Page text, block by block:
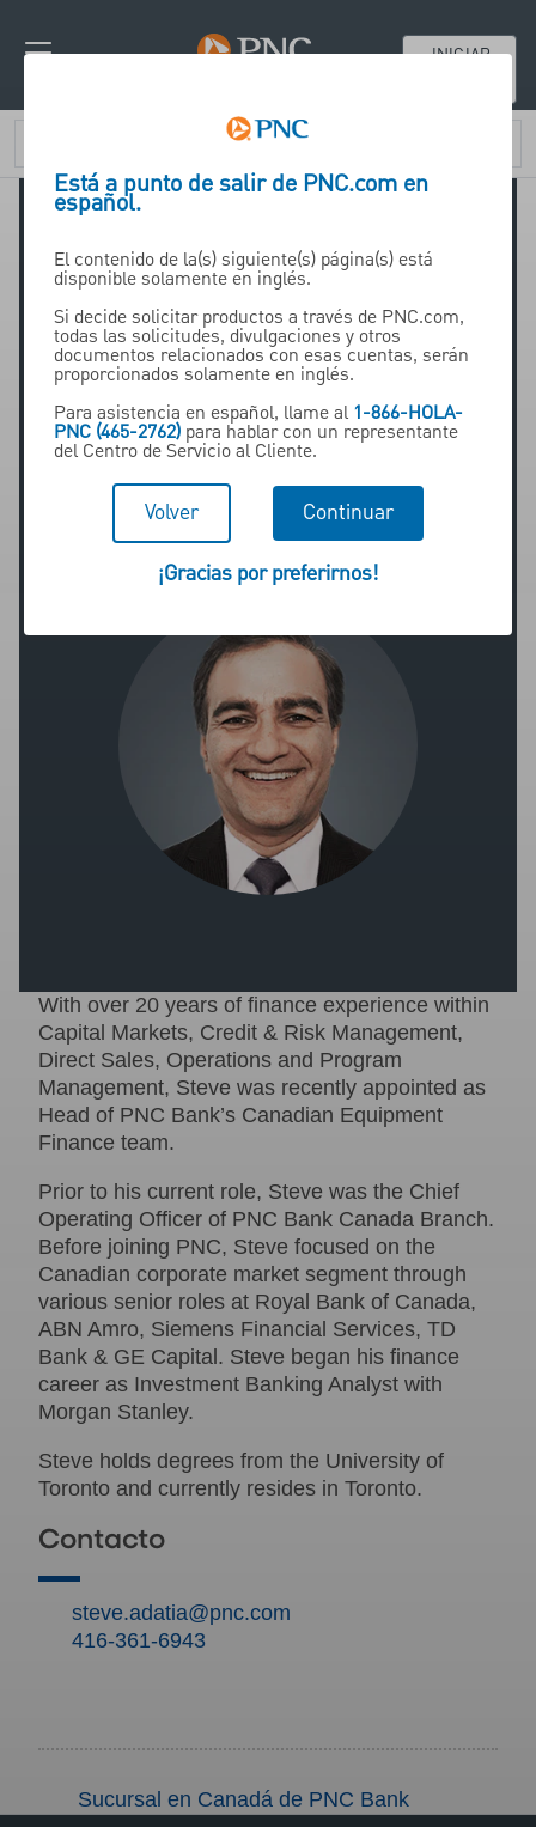
INICIAR
Steve Adatia
SVP Equipment Finance,
With over 20 years of finance experience within
Capital Markets, Credit & Risk Management,
Direct Sales, Operations and Program
Management, Steve was recently appointed as
Head of PNC Bank’s Canadian Equipment
Finance team.
Prior to his current role, Steve was the Chief
Operating Officer of PNC Bank Canada Branch.
Before joining PNC, Steve focused on the
Canadian corporate market segment through
various senior roles at Royal Bank of Canada,
ABN Amro, Siemens Financial Services, TD
Bank & GE Capital. Steve began his finance
career as Investment Banking Analyst with
Morgan Stanley.
Steve holds degrees from the University of
Toronto and currently resides in Toronto.
Contacto
steve.adatia@pnc.com
416-361-6943
Sucursal en Canadá de PNC Bank
Está a punto de salir de PNC.com en
español.
El contenido de la(s) siguiente(s) página(s) está
disponible solamente en inglés.
Si decide solicitar productos a través de PNC.com,
todas las solicitudes, divulgaciones y otros
documentos relacionados con esas cuentas, serán
proporcionados solamente en inglés.
Para asistencia en español, llame al 1-866-HOLA-
PNC (465-2762)para hablar con un representante
del Centro de Servicio al Cliente.
Volver Continuar
¡Gracias por preferirnos!